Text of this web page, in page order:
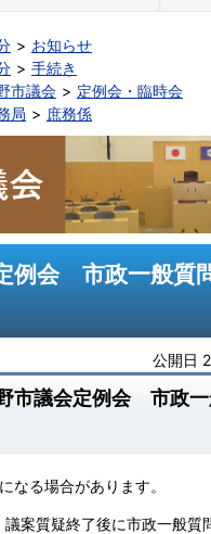
お知らせ
手続き
市議会
定例会・臨時会
局 庶務係
例会 市政一般質
公開日
市議会定例会 市政
なる場合があります。
案質疑終了後に市政一般質